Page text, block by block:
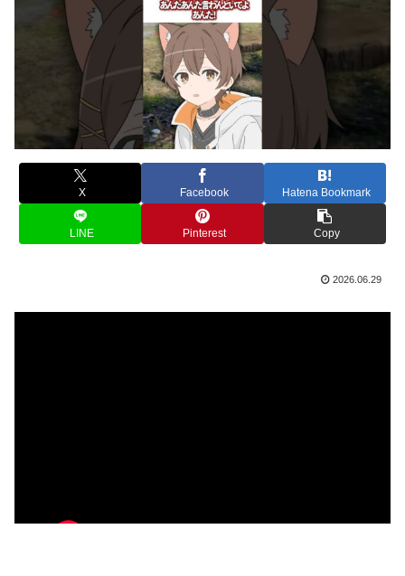
X Facebook Hatena Bookmark
LINE Pinterest Copy
2026.06.29